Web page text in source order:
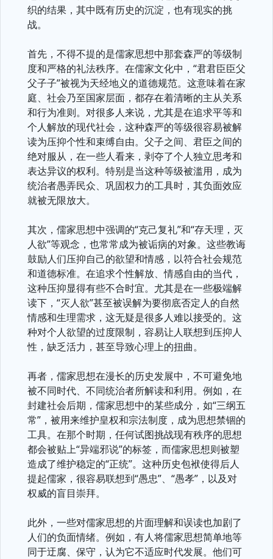
织的结果，其中既有历史的沉淀，也有现实的挑
战。
首先，不得不提的是儒家思想中那套森严的等级制
度和严格的礼法秩序。在儒家文化中，“君君臣臣父
父子子”被视为天经地义的道德规范。这意味着在家
庭、社会乃至国家层面，都存在着清晰的主从关系
和行为准则。对很多人来说，尤其是在追求平等和
个人解放的现代社会，这种森严的等级很容易被解
读为压抑个性和束缚自由。父子之间、君臣之间的
绝对服从，在一些人看来，剥夺了个人独立思考和
表达异议的权利。特别是当这种等级被滥用，成为
统治者愚弄民众、巩固权力的工具时，其负面效应
就被无限放大。
其次，儒家思想中强调的“克己复礼”和“存天理，灭
人欲”等观念，也常常成为被诟病的对象。这些教诲
鼓励人们压抑自己的欲望和情感，以符合社会规范
和道德标准。在追求个性解放、情感自由的当代，
这种压抑显得有些不合时宜。尤其是在一些极端解
读下，“灭人欲”甚至被误解为要彻底否定人的自然
情感和生理需求，这无疑是很多人难以接受的。这
种对个人欲望的过度限制，容易让人联想到压抑人
性，缺乏活力，甚至导致心理上的扭曲。
再者，儒家思想在漫长的历史发展中，不可避免地
被不同时代、不同统治者所解读和利用。例如，在
封建社会后期，儒家思想中的某些成分，如“三纲五
常”，被用来维护皇权和宗法制度，成为思想禁锢的
工具。在那个时期，任何试图挑战现有秩序的思想
都会被贴上“异端邪说”的标签，而儒家思想则被塑
造成了维护稳定的“正统”。这种历史包袱使得后人
提起儒家，很容易联想到“愚忠”、“愚孝”，以及对
权威的盲目崇拜。
此外，一些对儒家思想的片面理解和误读也加剧了
人们的负面情绪。例如，有人将儒家思想简单地等
同于迂腐、保守，认为它不适应时代发展。他们可